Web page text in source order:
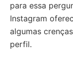
para essa
Instagram
algumas
perfil.